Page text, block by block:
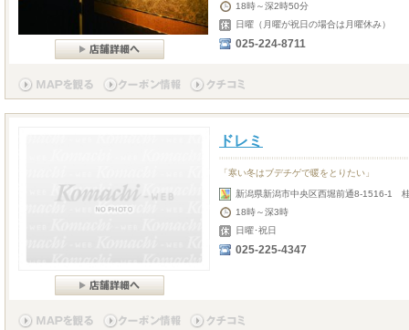
18時～深2時50分
日曜（月曜が祝日の場合は月曜休み）
025-224-8711
ドレミ
「寒い冬はブデチゲで暖をとりたい」
新潟県新潟市中央区西堀前通8-1516-1
18時～深3時
日曜･祝日
025-225-4347